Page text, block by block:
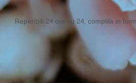
Reperibili 24 ore su 24, complila in